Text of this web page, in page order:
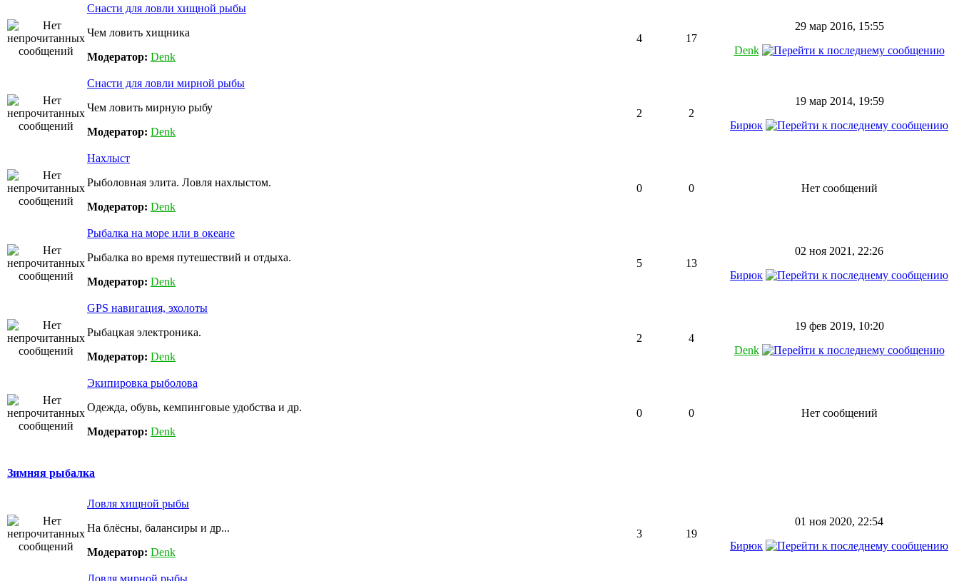
Снасти для ловли хищной рыбы
Чем ловить хищника
Модератор: Denk
4 17
29 мар 2016, 15:55
Denk
Снасти для ловли мирной рыбы
Чем ловить мирную рыбу
Модератор: Denk
2 2
19 мар 2014, 19:59
Бирюк
Нахлыст
Рыболовная элита. Ловля нахлыстом.
Модератор: Denk
0 0 Нет сообщений
Рыбалка на море или в океане
Рыбалка во время путешествий и отдыха.
Модератор: Denk
5 13
02 ноя 2021, 22:26
Бирюк
GPS навигация, эхолоты
Рыбацкая электроника.
Модератор: Denk
2 4
19 фев 2019, 10:20
Denk
Экипировка рыболова
Одежда, обувь, кемпинговые удобства и др.
Модератор: Denk
0 0 Нет сообщений
Зимняя рыбалка
Ловля хищной рыбы
На блёсны, балансиры и др...
Модератор: Denk
3 19
01 ноя 2020, 22:54
Бирюк
Ловля мирной рыбы